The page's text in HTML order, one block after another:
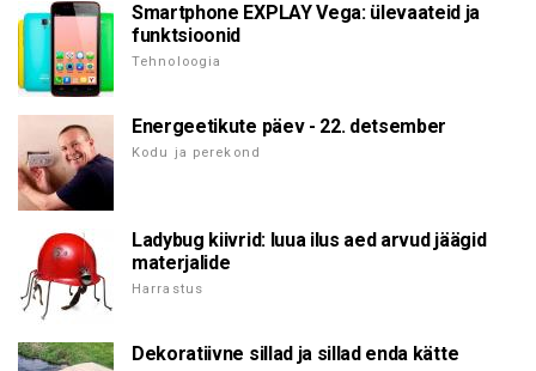
Smartphone EXPLAY Vega: ülevaateid ja
funktsioonid
Tehnoloogia
Energeetikute päev - 22. detsember
Kodu ja perekond
Ladybug kiivrid: luua ilus aed arvud jäägid
materjalide
Harrastus
Dekoratiivne sillad ja sillad enda kätte